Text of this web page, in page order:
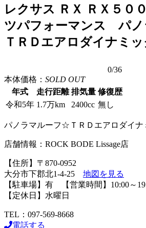
レクサス ＲＸ ＲＸ５０
ツパフォーマンス パ
ＴＲＤエアロダイナミ
0/36
本体価格： SOLD OUT
年式
走行距離 排気量 修復歴
令和5年 1.7万km 2400cc 無し
パノラマルーフ☆ＴＲＤエアロダイ
店舗情報：ROCK BODE Lissage店
【住所】〒870-0952
大分市下郡北1-4-25 地図を見る
【駐車場】有 【営業時間】10:00～
【定休日】水曜日
TEL：097-569-8668
電話する